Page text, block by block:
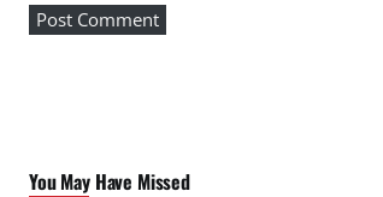
You May Have Missed